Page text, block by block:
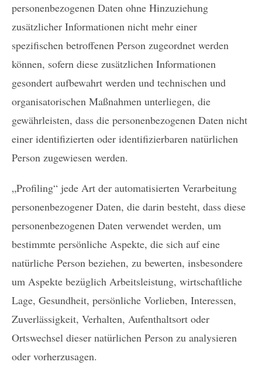
personenbezogenen Daten ohne Hinzuziehung
zusätzlicher Informationen nicht mehr einer
spezifischen betroffenen Person zugeordnet werden
können, sofern diese zusätzlichen Informationen
gesondert aufbewahrt werden und technischen und
organisatorischen Maßnahmen unterliegen, die
gewährleisten, dass die personenbezogenen Daten nicht
einer identifizierten oder identifizierbaren natürlichen
Person zugewiesen werden.
„Profiling“ jede Art der automatisierten Verarbeitung
personenbezogener Daten, die darin besteht, dass diese
personenbezogenen Daten verwendet werden, um
bestimmte persönliche Aspekte, die sich auf eine
natürliche Person beziehen, zu bewerten, insbesondere
um Aspekte bezüglich Arbeitsleistung, wirtschaftliche
Lage, Gesundheit, persönliche Vorlieben, Interessen,
Zuverlässigkeit, Verhalten, Aufenthaltsort oder
Ortswechsel dieser natürlichen Person zu analysieren
oder vorherzusagen.